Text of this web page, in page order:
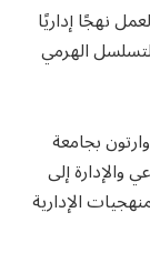
نهجًا إداريًا
الهرمي
بجامعة
والإدارة إلى
الإدارية